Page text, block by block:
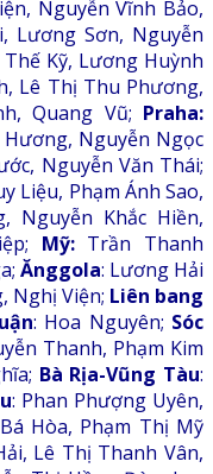
Nguyễn Vĩnh Bảo,
Lương Sơn, Nguyễn
Kỹ, Lương Huỳnh
Lê Thị Thu Phương,
Quang Vũ; Praha:
Nguyễn Ngọc
Nguyễn Văn Thái;
Liệu, Phạm Ánh Sao,
Nguyễn Khắc Hiền,
Mỹ:Trần Thanh
Ănggola: Lương Hải
Nghị Viện; Liên bang
: Hoa Nguyên; Sóc
Thanh, Phạm Kim
Bà Rịa-Vũng Tàu:
: Phan Phượng Uyên,
Hòa, Phạm Thị Mỹ
Lê Thị Thanh Vân,